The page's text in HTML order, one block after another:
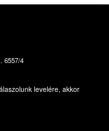
6557/4
levelére, akkor